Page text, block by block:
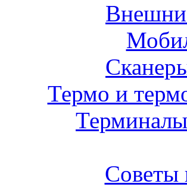
Термо и
Советы